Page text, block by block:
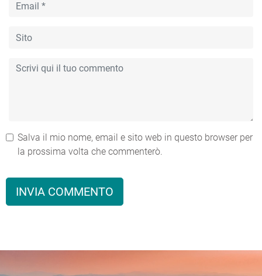
Salva il mio nome, email e sito web in questo browser per
la prossima volta che commenterò.